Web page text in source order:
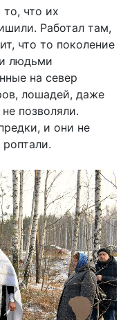
что их
Работал там,
что то поколение
людьми
на север
лошадей, даже
позволяли.
и они не